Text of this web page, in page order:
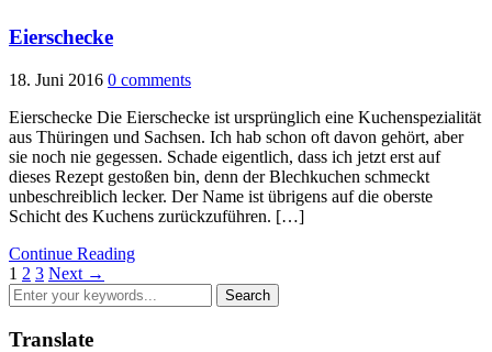
Eierschecke
18. Juni 2016 0 comments
Eierschecke Die Eierschecke ist ursprünglich eine Kuchenspezialität
aus Thüringen und Sachsen. Ich hab schon oft davon gehört, aber
sie noch nie gegessen. Schade eigentlich, dass ich jetzt erst auf
dieses Rezept gestoßen bin, denn der Blechkuchen schmeckt
unbeschreiblich lecker. Der Name ist übrigens auf die oberste
Schicht des Kuchens zurückzuführen. […]
Continue Reading
1 2 3 Next →
Translate